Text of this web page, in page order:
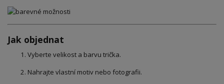
Jak objednat
Vyberte velikost a barvu trička.
Nahrajte vlastní motiv nebo fotografii.